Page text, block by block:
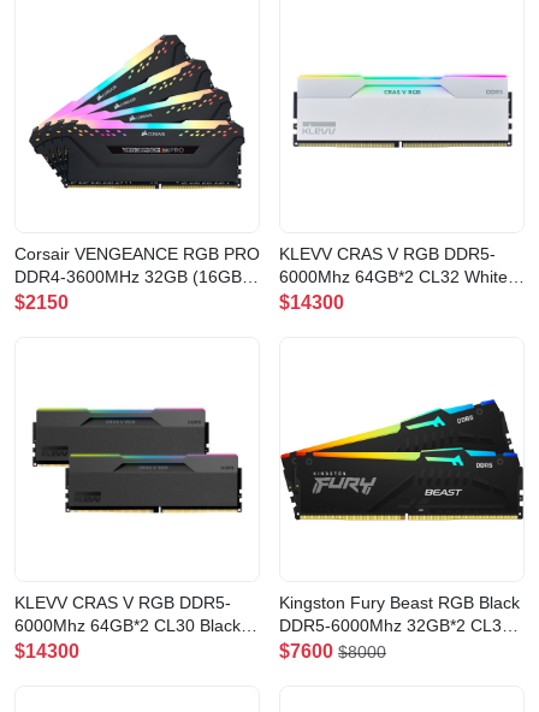
Corsair VENGEANCE RGB PRO
DDR4-3600MHz 32GB (16GB
x2) CL18
$2150
KLEVV CRAS V RGB DDR5-
6000Mhz 64GB*2 CL32 White
記憶體(CV64X2-KD5CGUB80-
$14300
KLEVV CRAS V RGB DDR5-
6000Mhz 64GB*2 CL30 Black
記憶體(CV64X2-KD5BGUA80-
$14300
Kingston Fury Beast RGB Black
DDR5-6000Mhz 32GB*2 CL30
記憶體(KF560C30BBEAK2-64)
$7600 $8000